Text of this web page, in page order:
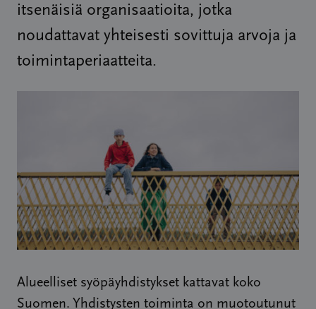
itsenäisiä organisaatioita, jotka
noudattavat yhteisesti sovittuja arvoja ja
toimintaperiaatteita.
Alueelliset syöpäyhdistykset kattavat koko
Suomen. Yhdistysten toiminta on muotoutunut